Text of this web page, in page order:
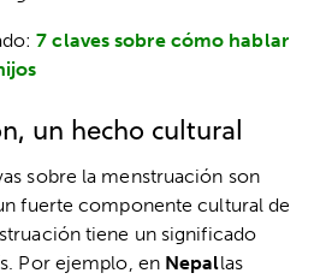
7 claves sobre cómo hablar
un hecho cultural
sobre la menstruación son
fuerte componente cultural de
tiene un significado
Por ejemplo, en Nepallas